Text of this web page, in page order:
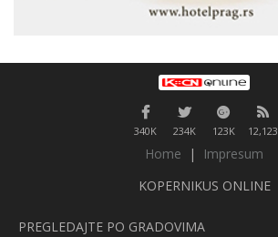
340K 234K 123K 12,123
Home |
Impresum
KOPERNIKUS ONLINE
PREGLEDAJTE PO GRADOVIMA